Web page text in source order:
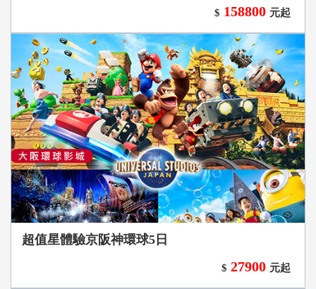
$ 158800 元起
超值星體驗京阪神環球5日
$ 27900 元起